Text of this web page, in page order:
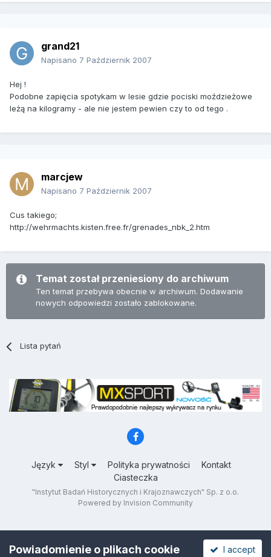
grand21
Napisano 7 Październik 2007
Hej !
Podobne zapięcia spotykam w lesie gdzie pociski moździeżowe
leżą na kilogramy - ale nie jestem pewien czy to od tego .
marcjew
Napisano 7 Październik 2007
Cus takiego;
http://wehrmachts.kisten.free.fr/grenades_nbk_2.htm
Temat został przeniesiony do archiwum
Ten temat przebywa obecnie w archiwum. Dodawanie
nowych odpowiedzi zostało zablokowane.
Lista pytań
Język Styl Polityka prywatności
Kontakt
Ciasteczka
"Instytut Badań Historycznych i Krajoznawczych" Sp. z o.o.
Powered by Invision Community
Powiadomienie o plikach cookie I accept